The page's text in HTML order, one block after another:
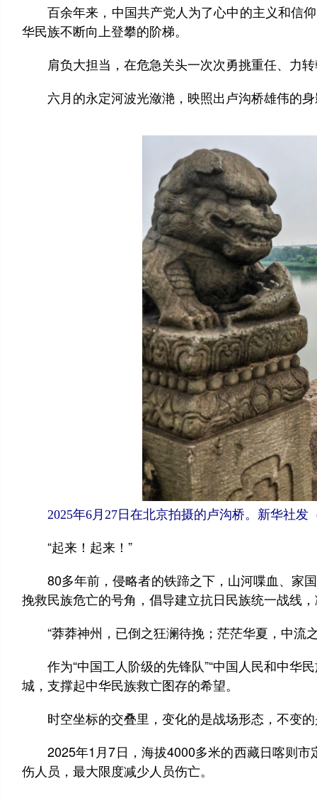
百余年来，中国共产党人为了心中的主义和信仰
华民族不断向上登攀的阶梯。
肩负大担当，在危急关头一次次勇挑重任、力
六月的永定河波光潋滟，映照出卢沟桥雄伟的身
2025年6月27日在北京拍摄的卢沟桥。新华社发
“起来！起来！”
80多年前，侵略者的铁蹄之下，山河喋血、家国
挽救民族危亡的号角，倡导建立抗日民族统一战线
“莽莽神州，已倒之狂澜待挽；茫茫华夏，中流
作为“中国工人阶级的先锋队”“中国人民和中华
城，支撑起中华民族救亡图存的希望。
时空坐标的交叠里，变化的是战场形态，不变的
2025年1月7日，海拔4000多米的西藏日喀则市
伤人员，最大限度减少人员伤亡。